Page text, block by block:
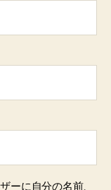
ーに自分の名前、